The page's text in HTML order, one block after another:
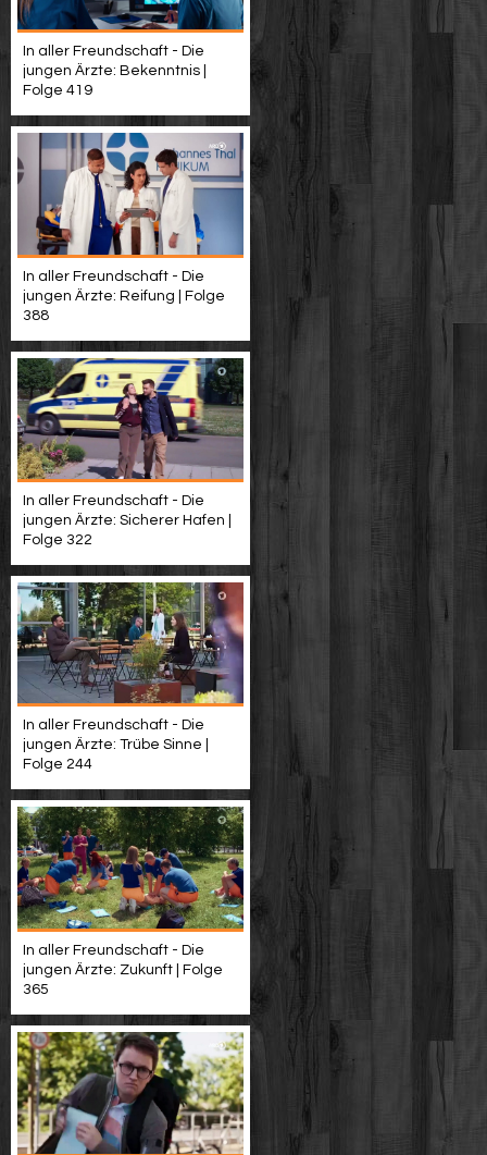
In aller Freundschaft - Die
jungen Ärzte: Bekenntnis |
Folge 419
In aller Freundschaft - Die
jungen Ärzte: Reifung | Folge
388
In aller Freundschaft - Die
jungen Ärzte: Sicherer Hafen |
Folge 322
In aller Freundschaft - Die
jungen Ärzte: Trübe Sinne |
Folge 244
In aller Freundschaft - Die
jungen Ärzte: Zukunft | Folge
365